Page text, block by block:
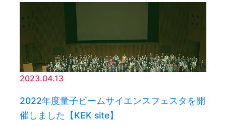
2023.04.13
2022年度量子ビームサイエンスフェスタを開
催しました【KEK site】